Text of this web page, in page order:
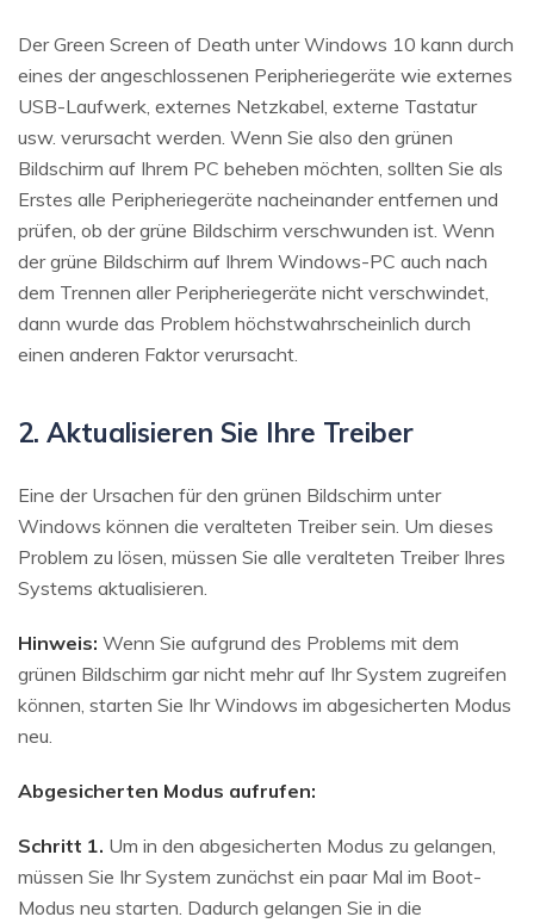
Der Green Screen of Death unter Windows 10 kann durch
eines der angeschlossenen Peripheriegeräte wie externes
USB-Laufwerk, externes Netzkabel, externe Tastatur
usw. verursacht werden. Wenn Sie also den grünen
Bildschirm auf Ihrem PC beheben möchten, sollten Sie als
Erstes alle Peripheriegeräte nacheinander entfernen und
prüfen, ob der grüne Bildschirm verschwunden ist. Wenn
der grüne Bildschirm auf Ihrem Windows-PC auch nach
dem Trennen aller Peripheriegeräte nicht verschwindet,
dann wurde das Problem höchstwahrscheinlich durch
einen anderen Faktor verursacht.
2. Aktualisieren Sie Ihre Treiber
Eine der Ursachen für den grünen Bildschirm unter
Windows können die veralteten Treiber sein. Um dieses
Problem zu lösen, müssen Sie alle veralteten Treiber Ihres
Systems aktualisieren.
Hinweis: Wenn Sie aufgrund des Problems mit dem
grünen Bildschirm gar nicht mehr auf Ihr System zugreifen
können, starten Sie Ihr Windows im abgesicherten Modus
neu.
Abgesicherten Modus aufrufen:
Schritt 1. Um in den abgesicherten Modus zu gelangen,
müssen Sie Ihr System zunächst ein paar Mal im Boot-
Modus neu starten. Dadurch gelangen Sie in die